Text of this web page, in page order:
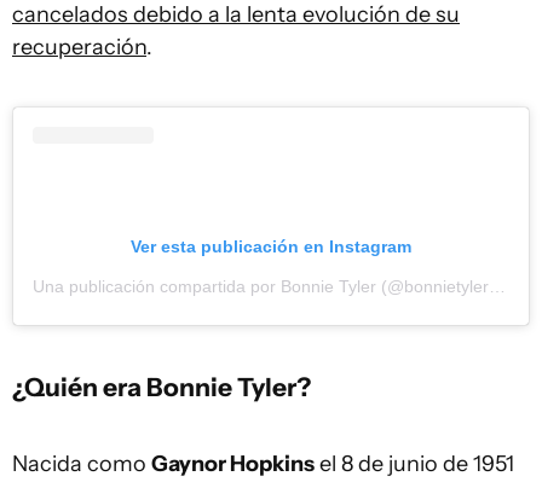
cancelados debido a la lenta evolución de su
recuperación.
Ver esta publicación en Instagram
¿Quién era Bonnie Tyler?
Nacida como Gaynor Hopkinsel 8 de junio de 1951